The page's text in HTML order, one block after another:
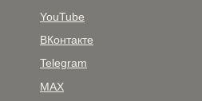
Telegram
MAX
YouTube
ВКонтакте